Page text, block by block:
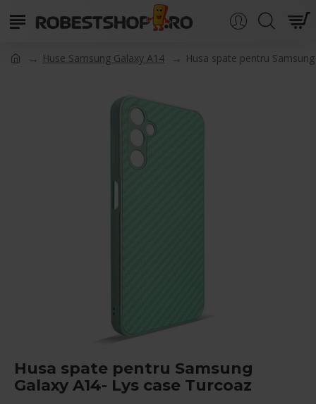
Huse Samsung Galaxy A14 Husa spate pentru
Husa spate pentru Samsung
Galaxy A14- Lys case Turcoaz